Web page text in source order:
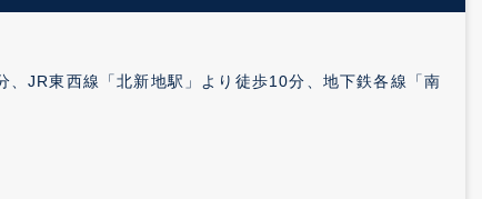
、JR東西線「北新地駅」より徒歩10分、地下鉄各線「南